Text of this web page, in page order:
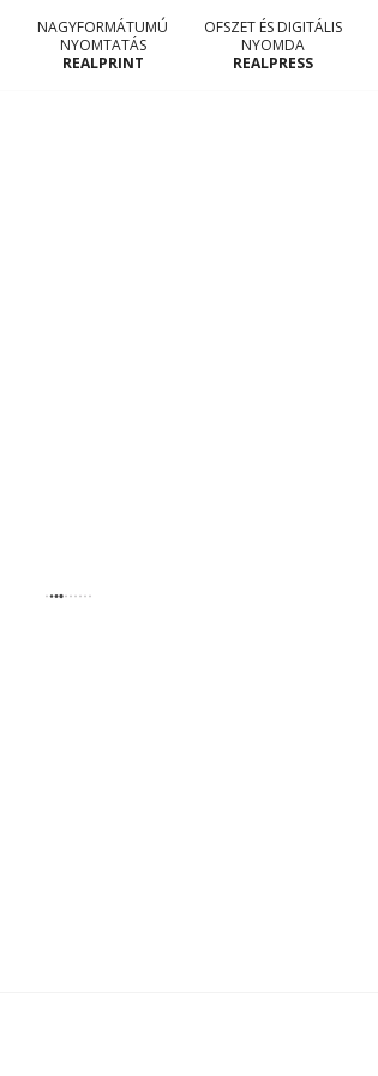
NAGYFORMÁTUMÚ
NYOMTATÁS
REALPRINT
OFSZET ÉS DIGITÁLIS
NYOMDA
REALPRESS